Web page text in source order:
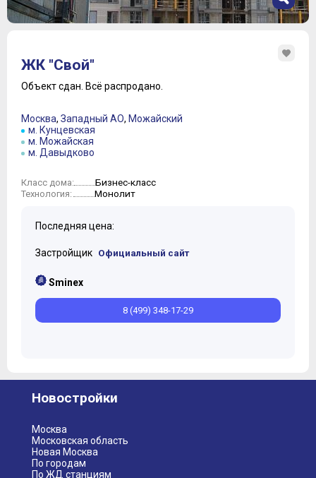
3
4
6
7
8
ЖК "Свой"
Объект сдан. Всё распродано.
Москва, Западный АО, Можайский
м. Кунцевская
м. Можайская
м. Давыдково
Класс дома: Бизнес-класс
Технология: Монолит
Последняя цена:
Застройщик Официальный сайт
Sminex
8 (499) 348-17-29
Новостройки
Москва
Московская область
Новая Москва
По городам
По ЖД станциям